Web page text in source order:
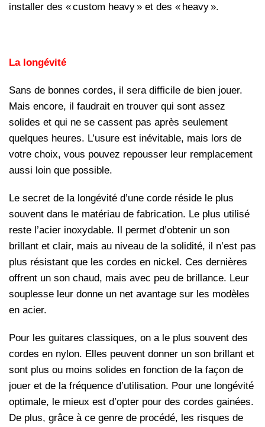
installer des « custom heavy » et des « heavy ».
La longévité
Sans de bonnes cordes, il sera difficile de bien jouer.
Mais encore, il faudrait en trouver qui sont assez
solides et qui ne se cassent pas après seulement
quelques heures. L’usure est inévitable, mais lors de
votre choix, vous pouvez repousser leur remplacement
aussi loin que possible.
Le secret de la longévité d’une corde réside le plus
souvent dans le matériau de fabrication. Le plus utilisé
reste l’acier inoxydable. Il permet d’obtenir un son
brillant et clair, mais au niveau de la solidité, il n’est pas
plus résistant que les cordes en nickel. Ces dernières
offrent un son chaud, mais avec peu de brillance. Leur
souplesse leur donne un net avantage sur les modèles
en acier.
Pour les guitares classiques, on a le plus souvent des
cordes en nylon. Elles peuvent donner un son brillant et
sont plus ou moins solides en fonction de la façon de
jouer et de la fréquence d’utilisation. Pour une longévité
optimale, le mieux est d’opter pour des cordes gainées.
De plus, grâce à ce genre de procédé, les risques de